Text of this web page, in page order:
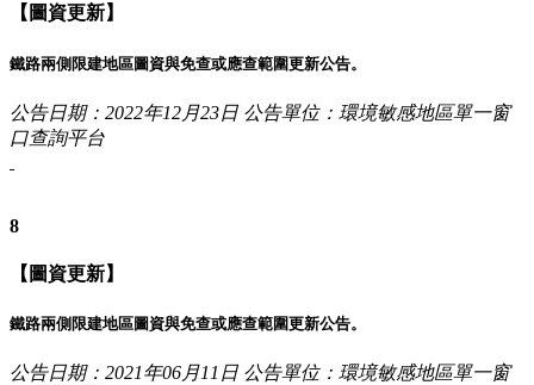
【圖資更新】
鐵路兩側限建地區圖資與免查或應查範圍更新公告。
公告日期：2022年12月23日 公告單位：環境敏感地區單一窗
口查詢平台
8
【圖資更新】
鐵路兩側限建地區圖資與免查或應查範圍更新公告。
公告日期：2021年06月11日 公告單位：環境敏感地區單一窗